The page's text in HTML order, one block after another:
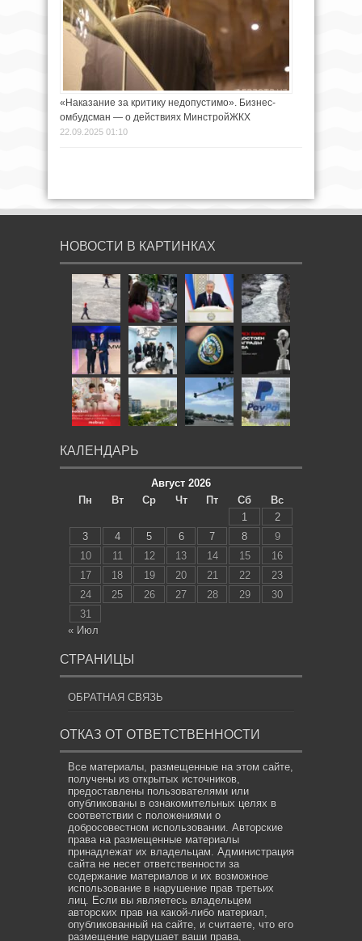
«Наказание за критику недопустимо». Бизнес-
омбудсман — о действиях МинстройЖКХ
22.09.2025 01:10
НОВОСТИ В КАРТИНКАХ
КАЛЕНДАРЬ
Август 2026
Пн
Вт Ср Чт Пт Сб
Вс
1
2
3
4 5 6 7 8
9
10
11 12 13 14 15
16
17
18 19 20 21 22
23
24
25 26 27 28 29
30
31
« Июл
СТРАНИЦЫ
ОБРАТНАЯ СВЯЗЬ
ОТКАЗ ОТ ОТВЕТСТВЕННОСТИ
Все материалы, размещенные на этом сайте,
получены из открытых источников,
предоставлены пользователями или
опубликованы в ознакомительных целях в
соответствии с положениями о
добросовестном использовании. Авторские
права на размещенные материалы
принадлежат их владельцам. Администрация
сайта не несет ответственности за
содержание материалов и их возможное
использование в нарушение прав третьих
лиц. Если вы являетесь владельцем
авторских прав на какой-либо материал,
опубликованный на сайте, и считаете, что его
размещение нарушает ваши права,